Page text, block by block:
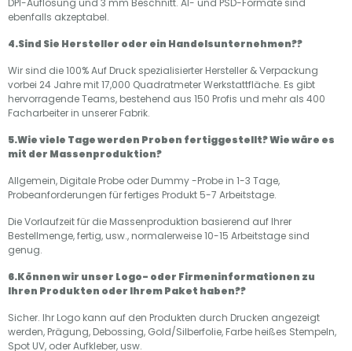
DPI-Auflösung und 3 mm Beschnitt. AI- und PSD-Formate sind
ebenfalls akzeptabel.
4.Sind Sie Hersteller oder ein Handelsunternehmen??
Wir sind die 100% Auf Druck spezialisierter Hersteller & Verpackung
vorbei 24 Jahre mit 17,000 Quadratmeter Werkstattfläche. Es gibt
hervorragende Teams, bestehend aus 150 Profis und mehr als 400
Facharbeiter in unserer Fabrik.
5.Wie viele Tage werden Proben fertiggestellt? Wie wäre es
mit der Massenproduktion?
Allgemein, Digitale Probe oder Dummy -Probe in 1-3 Tage,
Probeanforderungen für fertiges Produkt 5-7 Arbeitstage.
Die Vorlaufzeit für die Massenproduktion basierend auf Ihrer
Bestellmenge, fertig, usw., normalerweise 10-15 Arbeitstage sind
genug.
6.Können wir unser Logo- oder Firmeninformationen zu
Ihren Produkten oder Ihrem Paket haben??
Sicher. Ihr Logo kann auf den Produkten durch Drucken angezeigt
werden, Prägung, Debossing, Gold/Silberfolie, Farbe heißes Stempeln,
Spot UV, oder Aufkleber, usw.